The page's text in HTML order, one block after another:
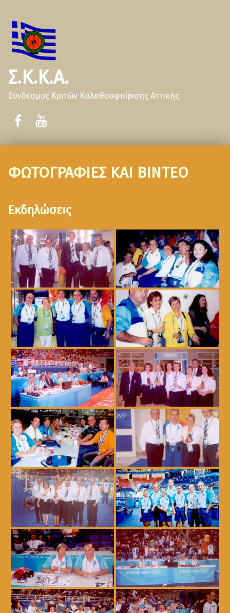
Σ.Κ.Κ.Α.
Σύνδεσμος Κριτών Καλαθοσφαίρισης Αττικής
ΦΩΤΟΓΡΑΦΙΕΣ ΚΑΙ ΒΙΝΤΕΟ
Εκδηλώσεις